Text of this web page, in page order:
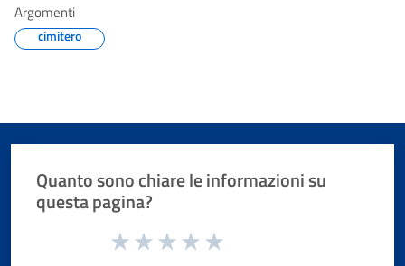
Argomenti
cimitero
Quanto sono chiare le informazioni su
questa pagina?
Valuta da 1 a 5 stelle la pagina